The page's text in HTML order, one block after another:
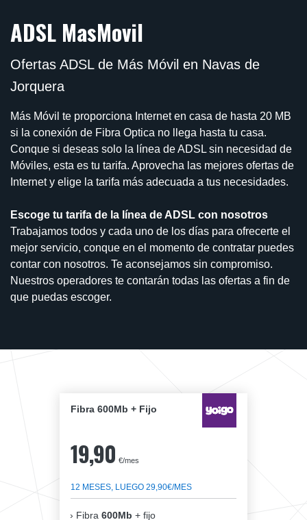
ADSL MasMovil
Ofertas ADSL de Más Móvil en Navas de
Jorquera
Más Móvil te proporciona Internet en casa de hasta 20 MB
si la conexión de Fibra Optica no llega hasta tu casa.
Conque si deseas solo la línea de ADSL sin necesidad de
Móviles, esta es tu tarifa. Aprovecha las mejores ofertas de
Internet y elige la tarifa más adecuada a tus necesidades.
Escoge tu tarifa de la línea de ADSL con nosotros
Trabajamos todos y cada uno de los días para ofrecerte el
mejor servicio, conque en el momento de contratar puedes
contar con nosotros. Te aconsejamos sin compromiso.
Nuestros operadores te contarán todas las ofertas a fin de
que puedas escoger.
Fibra 600Mb + Fijo
19,90 €/mes
12 MESES, LUEGO 29,90€/MES
Fibra 600Mb + fijo